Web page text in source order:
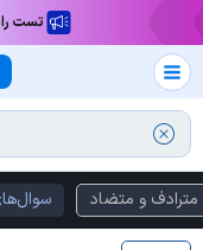
تست
مترادف و متضاد